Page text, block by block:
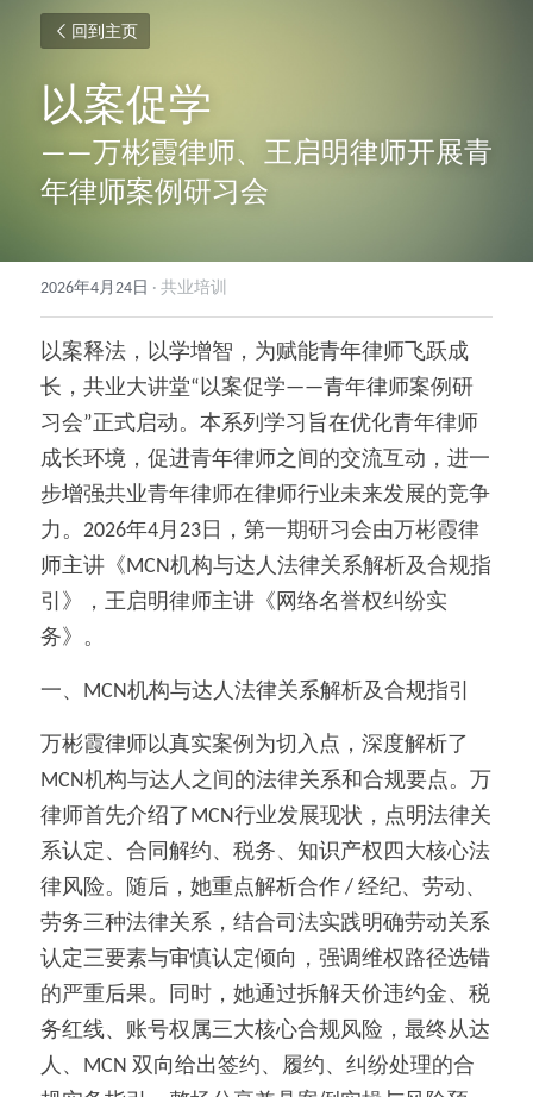
回到主页
以案促学
——万彬霞律师、王启明律师开展青
年律师案例研习会
2026年4月24日 · 共业培训
以案释法，以学增智，为赋能青年律师飞跃成
长，共业大讲堂“以案促学——青年律师案例研
习会”正式启动。本系列学习旨在优化青年律师
成长环境，促进青年律师之间的交流互动，进一
步增强共业青年律师在律师行业未来发展的竞争
力。2026年4月23日，第一期研习会由万彬霞律
师主讲《MCN机构与达人法律关系解析及合规指
引》，王启明律师主讲《网络名誉权纠纷实
务》。
一、MCN机构与达人法律关系解析及合规指引
万彬霞律师以真实案例为切入点，深度解析了
MCN机构与达人之间的法律关系和合规要点。万
律师首先介绍了MCN行业发展现状，点明法律关
系认定、合同解约、税务、知识产权四大核心法
律风险。随后，她重点解析合作 / 经纪、劳动、
劳务三种法律关系，结合司法实践明确劳动关系
认定三要素与审慎认定倾向，强调维权路径选错
的严重后果。同时，她通过拆解天价违约金、税
务红线、账号权属三大核心合规风险，最终从达
人、MCN 双向给出签约、履约、纠纷处理的合